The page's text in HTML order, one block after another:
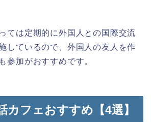
ては定期的に外国人との国際交流
しているので、外国人の友人を作
参加がおすすめです。
カフェおすすめ【4選】